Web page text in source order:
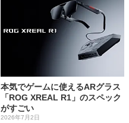
本気でゲームに使えるARグラス
「ROG XREAL R1」のスペック
がすごい
2026年7月2日